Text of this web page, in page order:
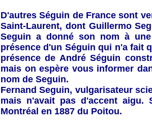
D'autres Séguin de France sont
Saint-Laurent, dont Guillermo
Seguin a donné son nom à
présence d'un Séguin qui n'a fait
présence de André Séguin
mais on espère vous informer
nom de Seguin.
Fernand Seguin, vulgarisateur
mais n'avait pas d'accent aigu.
Montréal en 1887 du Poitou.